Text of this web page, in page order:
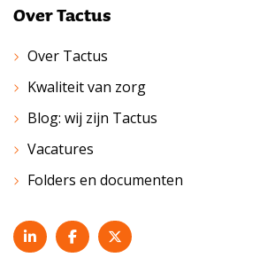
Over Tactus
Over Tactus
Kwaliteit van zorg
Blog: wij zijn Tactus
Vacatures
Folders en documenten